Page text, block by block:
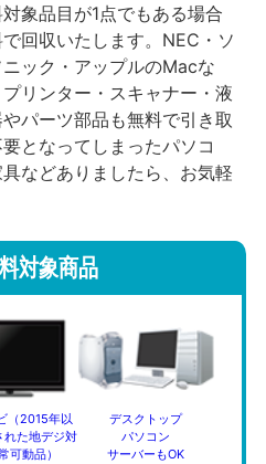
象品目が1点でもある場合
回収いたします。NEC・ソ
ック・アップルのMacな
リンター・スキャナー・液
パーツ部品も無料で引き取
となってしまったパソコ
などありましたら、お気軽
対象商品
（2015年以
れた地デジ対
可動品）
デスクトップ
パソコン
サーバーもOK